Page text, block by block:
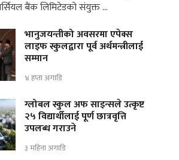
बैंक लिमिटेडको संयुक्त …
भानुजयन्तीको अवसरमा एपेक्स
लाइफ स्कुलद्वारा पूर्व अर्थमन्त्रीलाई
सम्मान
४ हप्ता अगाडि
ग्लोबल स्कुल अफ साइन्सले उत्कृष्ट
२५ विद्यार्थीलाई पूर्ण छात्रवृत्ति
उपलब्ध गराउने
३ महिना अगाडि